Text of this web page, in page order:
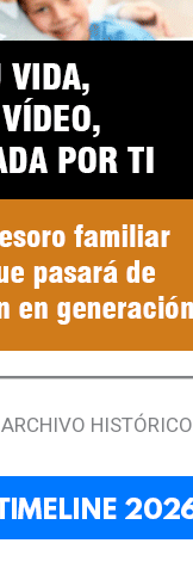
ARCHIVO HISTÓRICO